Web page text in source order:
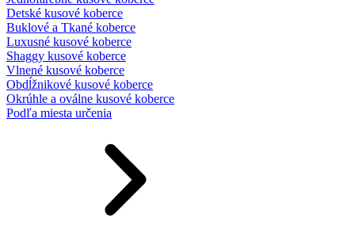
Detské kusové koberce
Buklové a Tkané koberce
Luxusné kusové koberce
Shaggy kusové koberce
Vlnené kusové koberce
Obdĺžnikové kusové koberce
Okrúhle a oválne kusové koberce
Podľa miesta určenia